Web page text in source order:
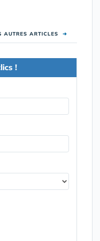
AUTRES ARTICLES ➜
!